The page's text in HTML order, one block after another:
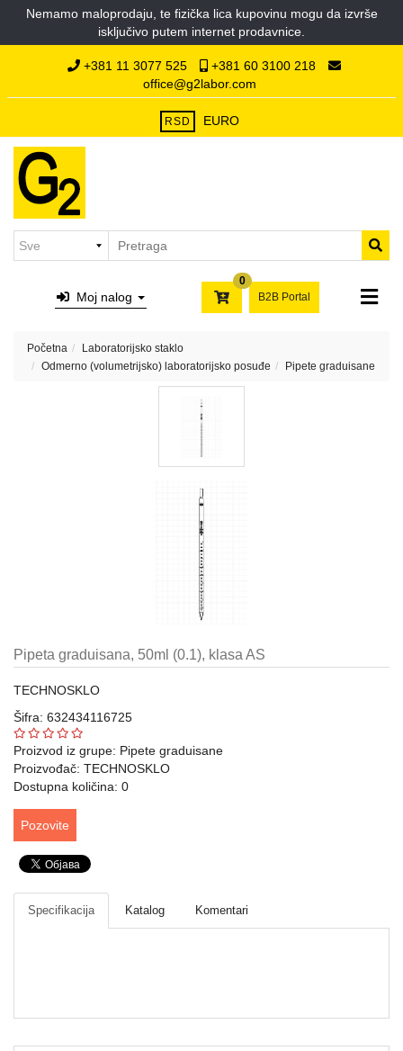
Nemamo maloprodaju, te fizička lica kupovinu mogu da izvrše
isključivo putem internet prodavnice.
+381 11 3077 525
+381 60 3100 218
office@g2labor.com
RSD EURO
Moj nalog
0
B2B Portal
Kategorije
Laboratorijska
Laboratorijsko
staklo
papiri,
syringe
proizvodi
za
laboratoriju
Razno
Laboratorijski
aparati
Drveni
pribor
različite
namene
Početna
Laboratorijsko staklo
Odmerno (volumetrijsko) laboratorijsko posuđe
Pipete graduisane
Pipeta graduisana, 50ml (0.1), klasa AS
TECHNOSKLO
Šifra: 632434116725
Proizvod iz grupe: Pipete graduisane
Proizvođač: TECHNOSKLO
Dostupna količina: 0
Pozovite
Specifikacija Katalog Komentari